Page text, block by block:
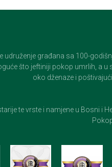
udruženje građana sa 100-
što jeftiniji pokop umrlih, a
oko dženaze i
te vrste i namjene u Bosni i